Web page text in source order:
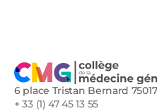
6 place Tristan Bernard
+ 33 (1) 47 45 13 55